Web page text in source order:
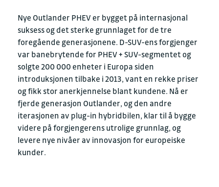
Nye Outlander PHEV er bygget på internasjonal
suksess og det sterke grunnlaget for de tre
foregående generasjonene. D-SUV-ens forgjenger
var banebrytende for PHEV + SUV-segmentet og
solgte 200 000 enheter i Europa siden
introduksjonen tilbake i 2013, vant en rekke priser
og fikk stor anerkjennelse blant kundene. Nå er
fjerde generasjon Outlander, og den andre
iterasjonen av plug-in hybridbilen, klar til å bygge
videre på forgjengerens utrolige grunnlag, og
levere nye nivåer av innovasjon for europeiske
kunder.